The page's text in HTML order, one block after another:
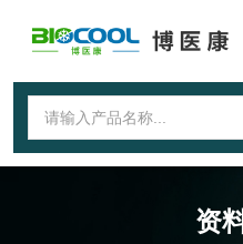
资